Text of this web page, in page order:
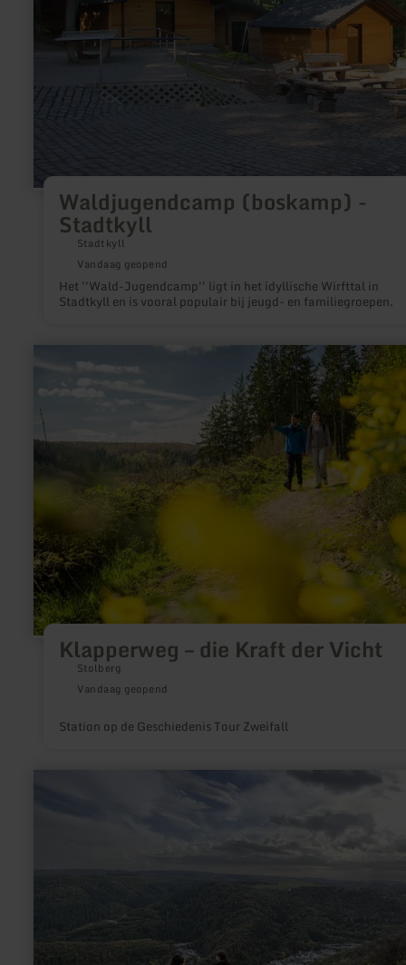
Waldjugendcamp (boskamp) -
Stadtkyll
Stadtkyll
Vandaag geopend
Het ''Wald-Jugendcamp'' ligt in het idyllische Wirfttal in
Stadtkyll en is vooral populair bij jeugd- en familiegroepen.
Klapperweg – die Kraft der Vicht
Stolberg
Vandaag geopend
Station op de Geschiedenis Tour Zweifall
informatie
Kraft